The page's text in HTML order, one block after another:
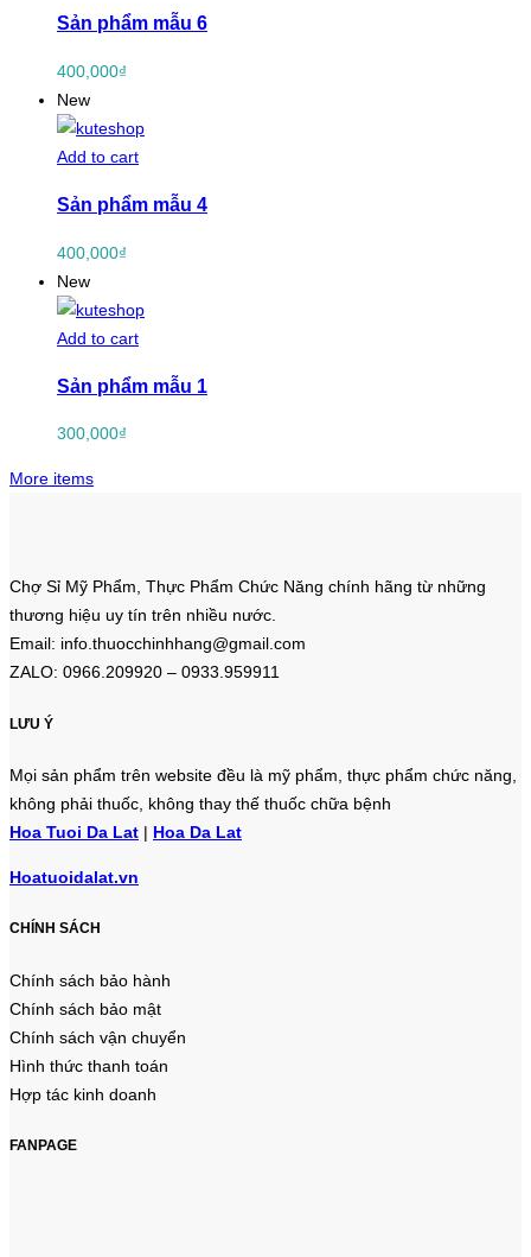
Sản phẩm mẫu 6
400,000₫
New
Add to cart
Sản phẩm mẫu 4
400,000₫
New
Add to cart
Sản phẩm mẫu 1
300,000₫
More items
Chợ Sỉ Mỹ Phẩm, Thực Phẩm Chức Năng chính hãng từ những
thương hiệu uy tín trên nhiều nước.
Email: info.thuocchinhhang@gmail.com
ZALO: 0966.209920 – 0933.959911
LƯU Ý
Mọi sản phẩm trên website đều là mỹ phẩm, thực phẩm chức năng,
không phải thuốc, không thay thế thuốc chữa bệnh
Hoa Tuoi Da Lat | Hoa Da Lat
Hoatuoidalat.vn
CHÍNH SÁCH
Chính sách bảo hành
Chính sách bảo mật
Chính sách vận chuyển
Hình thức thanh toán
Hợp tác kinh doanh
FANPAGE